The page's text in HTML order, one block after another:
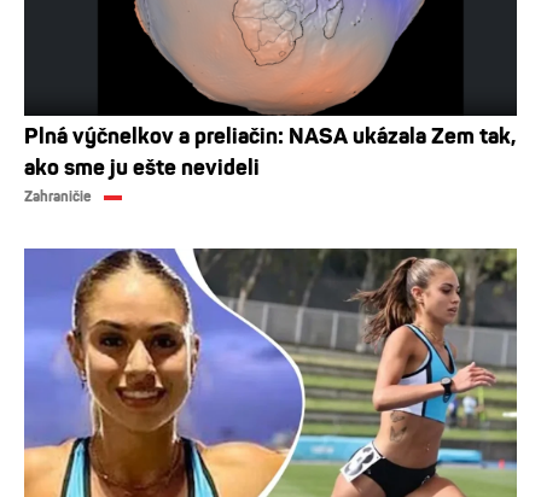
Plná výčnelkov a preliačin: NASA ukázala Zem tak,
ako sme ju ešte nevideli
Zahraničie